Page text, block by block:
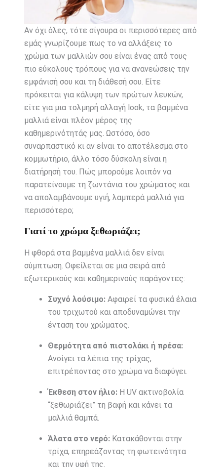
Αν όχι όλες, τότε σίγουρα οι περισσότερες από
εμάς γνωρίζουμε πως το να αλλάξεις το
χρώμα των μαλλιών σου είναι ένας από τους
πιο εύκολους τρόπους για να ανανεώσεις την
εμφάνισή σου και τη διάθεσή σου. Είτε
πρόκειται για κάλυψη των πρώτων λευκών,
είτε για μια τολμηρή αλλαγή look, τα βαμμένα
μαλλιά είναι πλέον μέρος της
καθημερινότητάς μας. Ωστόσο, όσο
συναρπαστικό κι αν είναι το αποτέλεσμα στο
κομμωτήριο, άλλο τόσο δύσκολη είναι η
διατήρησή του. Πώς μπορούμε λοιπόν να
παρατείνουμε τη ζωντάνια του χρώματος και
να απολαμβάνουμε υγιή, λαμπερά μαλλιά για
περισσότερο;
Γιατί το χρώμα ξεθωριάζει;
Η φθορά στα βαμμένα μαλλιά δεν είναι
σύμπτωση. Οφείλεται σε μια σειρά από
εξωτερικούς και καθημερινούς παράγοντες:
Συχνό λούσιμο:Αφαιρεί τα φυσικά έλαια
του τριχωτού και αποδυναμώνει την
ένταση του χρώματος.
Θερμότητα από πιστολάκι ή πρέσα:
Ανοίγει τα λέπια της τρίχας,
επιτρέποντας στο χρώμα να διαφύγει.
Έκθεση στον ήλιο:Η UV ακτινοβολία
“ξεθωριάζει” τη βαφή και κάνει τα
μαλλιά θαμπά.
Άλατα στο νερό:Κατακάθονται στην
τρίχα, επηρεάζοντας τη φωτεινότητα
και την υφή της.